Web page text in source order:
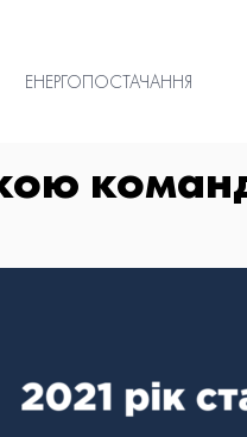
ЕНЕРГОПОСТАЧАННЯ